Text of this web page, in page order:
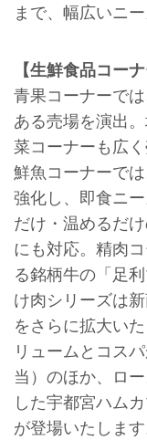
まで、幅広いニ
【生鮮食品コーナ
青果コーナーで
ある売場を演出
菜コーナーも広
鮮魚コーナーで
強化し、即食ニ
だけ・温めるだ
にも対応。精肉
る銘柄牛の「足
け肉シリーズは
をさらに拡大い
リュームとコス
当）のほか、ロ
した宇都宮ハム
が登場いたします